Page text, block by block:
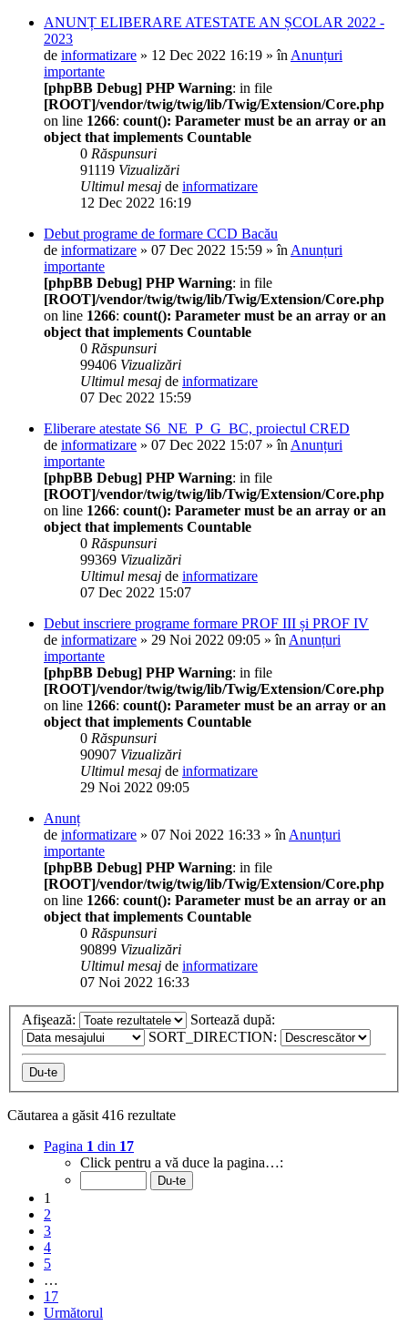
ANUNȚ ELIBERARE ATESTATE AN ȘCOLAR 2022 -
2023
de informatizare » 12 Dec 2022 16:19 » în Anunțuri
importante
[phpBB Debug] PHP Warning: in file
[ROOT]/vendor/twig/twig/lib/Twig/Extension/Core.php
on line 1266: count(): Parameter must be an array or an
object that implements Countable
0 Răspunsuri
91119 Vizualizări
Ultimul mesaj de informatizare
12 Dec 2022 16:19
Debut programe de formare CCD Bacău
de informatizare » 07 Dec 2022 15:59 » în Anunțuri
importante
[phpBB Debug] PHP Warning: in file
[ROOT]/vendor/twig/twig/lib/Twig/Extension/Core.php
on line 1266: count(): Parameter must be an array or an
object that implements Countable
0 Răspunsuri
99406 Vizualizări
Ultimul mesaj de informatizare
07 Dec 2022 15:59
Eliberare atestate S6_NE_P_G_BC, proiectul CRED
de informatizare » 07 Dec 2022 15:07 » în Anunțuri
importante
[phpBB Debug] PHP Warning: in file
[ROOT]/vendor/twig/twig/lib/Twig/Extension/Core.php
on line 1266: count(): Parameter must be an array or an
object that implements Countable
0 Răspunsuri
99369 Vizualizări
Ultimul mesaj de informatizare
07 Dec 2022 15:07
Debut inscriere programe formare PROF III și PROF IV
de informatizare » 29 Noi 2022 09:05 » în Anunțuri
importante
[phpBB Debug] PHP Warning: in file
[ROOT]/vendor/twig/twig/lib/Twig/Extension/Core.php
on line 1266: count(): Parameter must be an array or an
object that implements Countable
0 Răspunsuri
90907 Vizualizări
Ultimul mesaj de informatizare
29 Noi 2022 09:05
Anunț
de informatizare » 07 Noi 2022 16:33 » în Anunțuri
importante
[phpBB Debug] PHP Warning: in file
[ROOT]/vendor/twig/twig/lib/Twig/Extension/Core.php
on line 1266: count(): Parameter must be an array or an
object that implements Countable
0 Răspunsuri
90899 Vizualizări
Ultimul mesaj de informatizare
07 Noi 2022 16:33
Afişează:
Sortează după:
SORT_DIRECTION:
Căutarea a găsit 416 rezultate
Pagina 1 din 17
Click pentru a vă duce la pagina…:
1
2
3
4
5
…
17
Următorul